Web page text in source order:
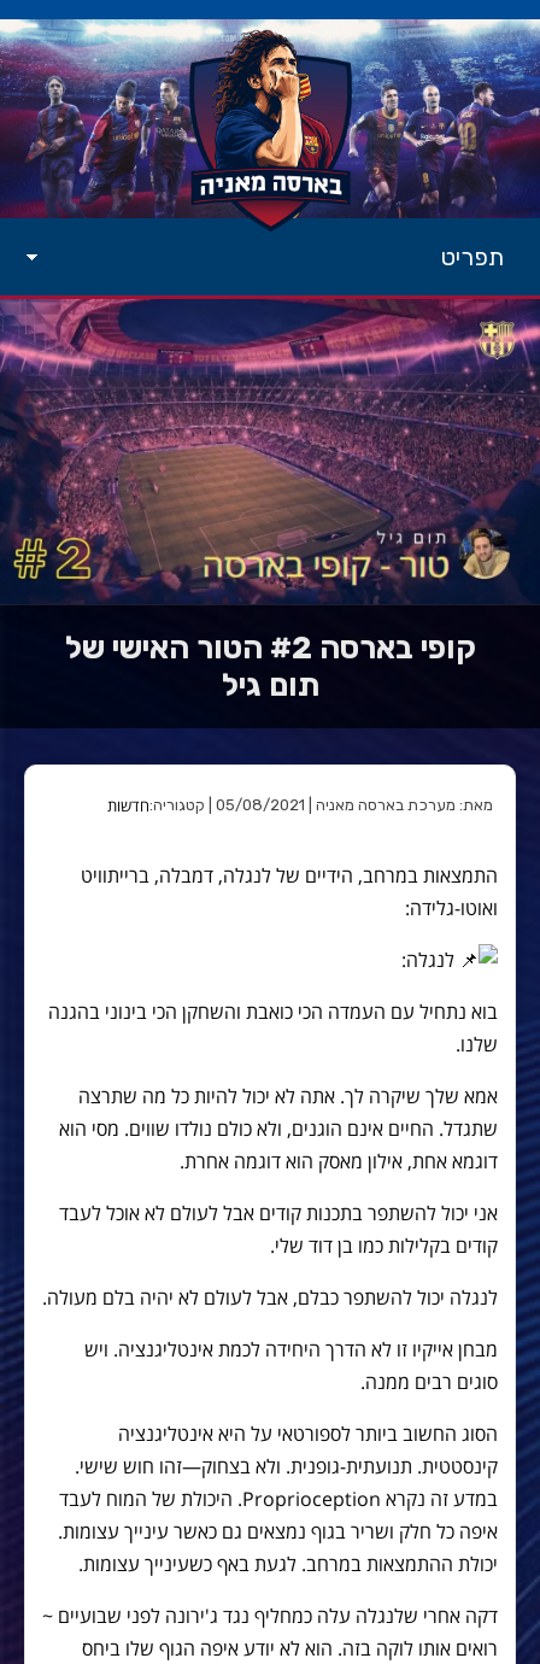
תפריט
קופי בארסה #2 הטור האישי של
תום גיל
מאת: מערכת בארסה מאניה | 05/08/2021 | קטגוריה: חדשות
התמצאות במרחב, הידיים של לנגלה, דמבלה, ברייתוויט
ואוטו-גלידה:
לנגלה:
בוא נתחיל עם העמדה הכי כואבת והשחקן הכי בינוני בהגנה
שלנו.
אמא שלך שיקרה לך. אתה לא יכול להיות כל מה שתרצה
שתגדל. החיים אינם הוגנים, ולא כולם נולדו שווים. מסי הוא
דוגמא אחת, אילון מאסק הוא דוגמה אחרת.
אני יכול להשתפר בתכנות קודים אבל לעולם לא אוכל לעבד
קודים בקלילות כמו בן דוד שלי.
לנגלה יכול להשתפר כבלם, אבל לעולם לא יהיה בלם מעולה.
מבחן אייקיו זו לא הדרך היחידה לכמת אינטליגנציה. ויש
סוגים רבים ממנה.
הסוג החשוב ביותר לספורטאי על היא אינטליגנציה
קינסטטית. תנועתית-גופנית. ולא בצחוק—זהו חוש שישי.
במדע זה נקרא Proprioception. היכולת של המוח לעבד
איפה כל חלק ושריר בגוף נמצאים גם כאשר עינייך עצומות.
יכולת ההתמצאות במרחב. לגעת באף כשעינייך עצומות.
דקה אחרי שלנגלה עלה כמחליף נגד ג'ירונה לפני שבועיים ~
רואים אותו לוקה בזה. הוא לא יודע איפה הגוף שלו ביחס